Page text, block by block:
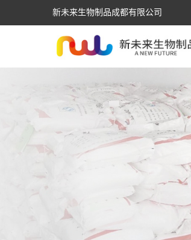
新未来生物制品成都有限公司